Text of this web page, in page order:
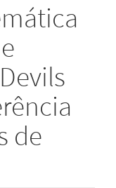
de